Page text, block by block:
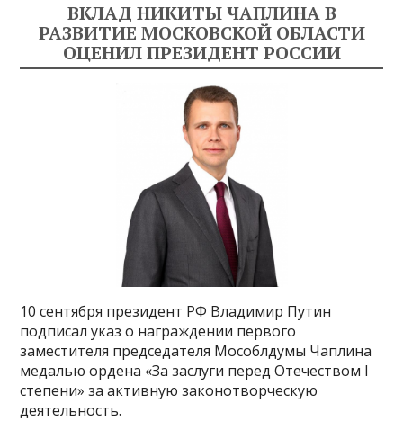
ВКЛАД НИКИТЫ ЧАПЛИНА В
РАЗВИТИЕ МОСКОВСКОЙ ОБЛАСТИ
ОЦЕНИЛ ПРЕЗИДЕНТ РОССИИ
10 сентября президент РФ Владимир Путин
подписал указ о награждении первого
заместителя председателя Мособлдумы Чаплина
медалью ордена «За заслуги перед Отечеством I
степени» за активную законотворческую
деятельность.